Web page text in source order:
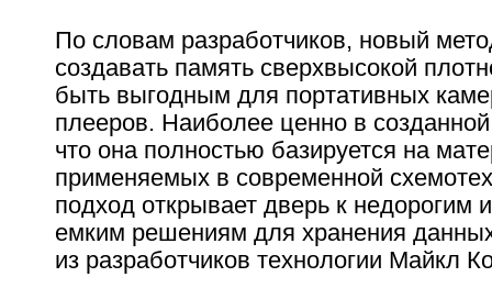
По словам разработчиков, новый
создавать память сверхвысокой
быть выгодным для портативных
плееров. Наиболее ценно в созданной
что она полностью базируется на
применяемых в современной
подход открывает дверь к недорогим
емким решениям для хранения
из разработчиков технологии Майкл